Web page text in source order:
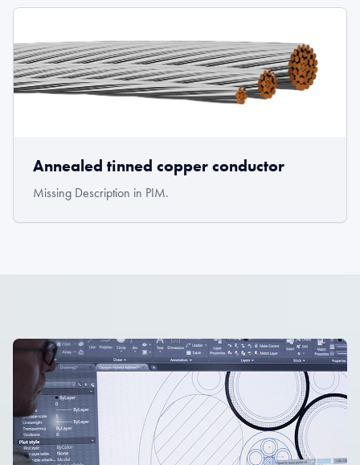
Annealed tinned copper conductor
Missing Description in PIM.